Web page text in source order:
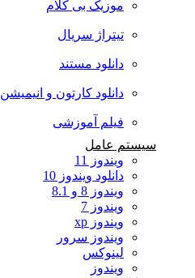
موزیک بی کلام
تیتراژ سریال
دانلود مستند
دانلود کارتون و انیمیشن
فیلم آموزشی
سیستم عامل
ویندوز 11
دانلود ویندوز 10
ویندوز 8 و 8.1
ویندوز 7
ویندوز xp
ویندوز سرور
لینوکس
ویندوز